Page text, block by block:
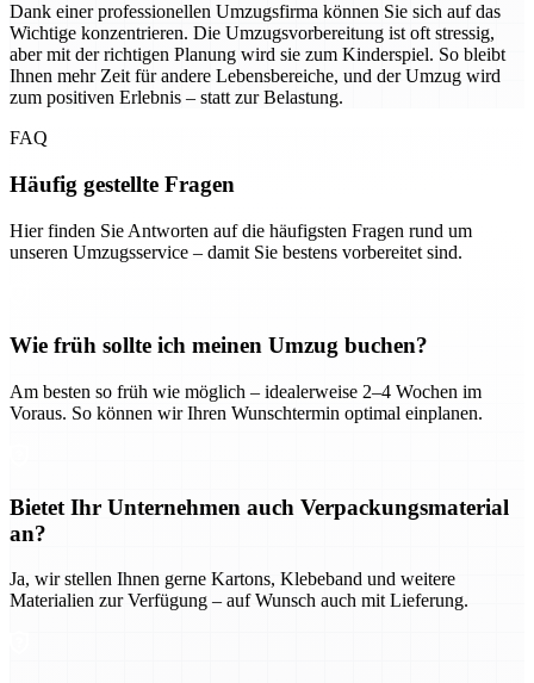
Dank einer professionellen Umzugsfirma können Sie sich auf das
Wichtige konzentrieren. Die Umzugsvorbereitung ist oft stressig,
aber mit der richtigen Planung wird sie zum Kinderspiel. So bleibt
Ihnen mehr Zeit für andere Lebensbereiche, und der Umzug wird
zum positiven Erlebnis – statt zur Belastung.
FAQ
Häufig gestellte Fragen
Hier finden Sie Antworten auf die häufigsten Fragen rund um
unseren Umzugsservice – damit Sie bestens vorbereitet sind.
Wie früh sollte ich meinen Umzug buchen?
Am besten so früh wie möglich – idealerweise 2–4 Wochen im
Voraus. So können wir Ihren Wunschtermin optimal einplanen.
Bietet Ihr Unternehmen auch Verpackungsmaterial
an?
Ja, wir stellen Ihnen gerne Kartons, Klebeband und weitere
Materialien zur Verfügung – auf Wunsch auch mit Lieferung.